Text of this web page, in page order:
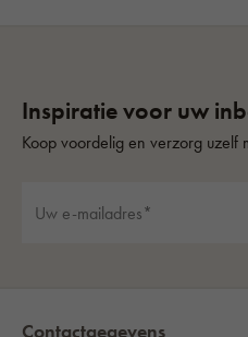
Contactgegevens